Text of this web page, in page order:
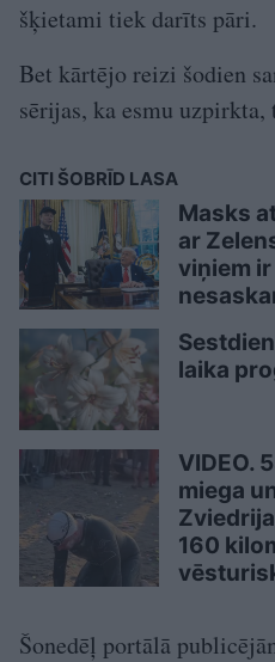
šķietami tiek darīts pāri.
Bet kārtējo reizi šodien
sērijas, ka esmu
CITI ŠOBRĪD LASA
Masks
ar
viņiem
laika
VIDEO.
miega
160
Šonedēļ portālā